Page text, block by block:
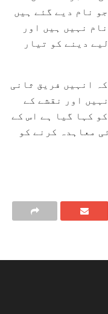
نام دیے گئے ہیں
نہیں ہیں اور
دینے کو تیار
انہیں فریق ثانی
اور نقشے کے
کہا گیا ہے اس کے
معاہدہ کرنے کو